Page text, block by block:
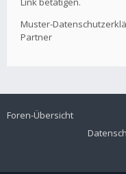
Muster-
Partner
Foren-Übersicht